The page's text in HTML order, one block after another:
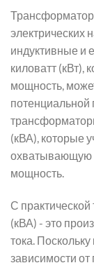
электрических
индуктивные и
киловатт (кВт),
мощность,
потенциальной
(кВА), которые
охватывающую
мощность.
С
(кВА) - это
тока.
зависимости от